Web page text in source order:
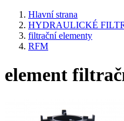
Hlavní strana
HYDRAULICKÉ
filtrační elementy
RFM
element